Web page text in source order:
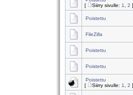
[
Siirry sivulle: 1 2 ]
Poistettu
FileZilla
Poistettu
Poistettu
Poistettu
[
Siirry sivulle: 1 2 ]